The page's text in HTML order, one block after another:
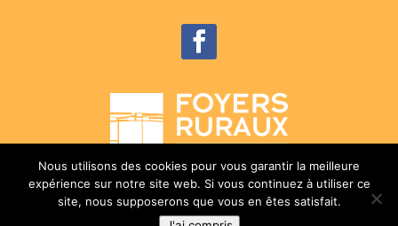
Nous utilisons des cookies pour vous garantir la meilleure
expérience sur notre site web. Si vous continuez à utiliser ce
site, nous supposerons que vous en êtes satisfait.